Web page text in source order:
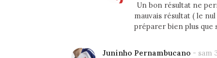
Un bon résultat ne
mauvais résultat ( le
préparer bien plus que
Juninho Pernambucano - sam